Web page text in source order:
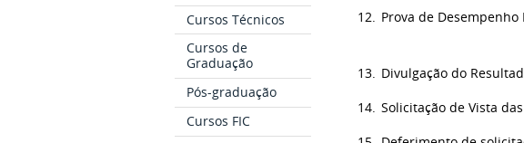
Cursos Técnicos
Cursos de
Graduação
Pós-graduação
Cursos FIC
12. Prova de
13. Divulgação do
14. Solicitação de Vista